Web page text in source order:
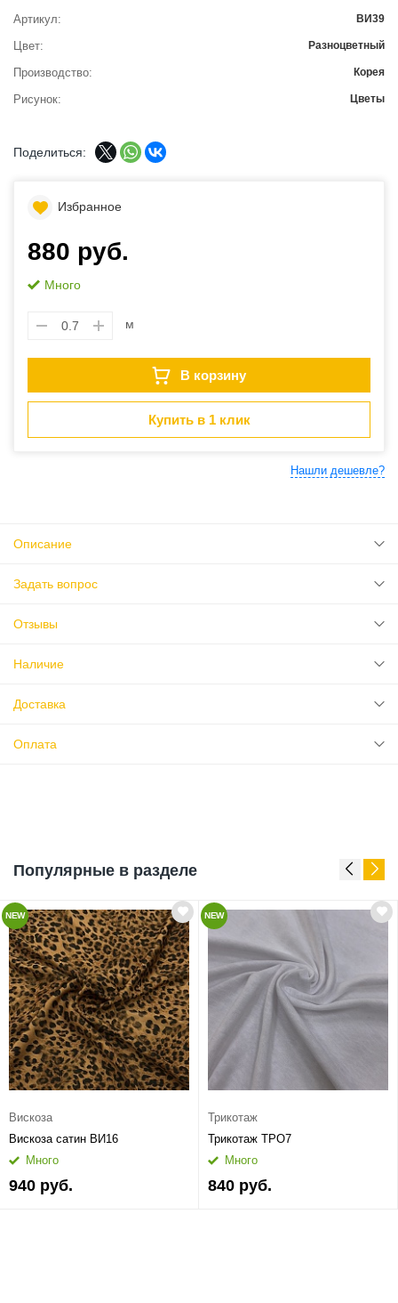
Артикул ВИ39
Цвет Разноцветный
Производство Корея
Рисунок Цветы
Поделиться:
Избранное
880 руб.
Много
м
В корзину
Купить в 1 клик
Нашли дешевле?
Описание
Задать вопрос
Отзывы
Наличие
Доставка
Оплата
Популярные в разделе
NEW
Вискоза
Вискоза сатин ВИ16
Много
940 руб.
NEW
Трикотаж
Трикотаж ТРО7
Много
840 руб.